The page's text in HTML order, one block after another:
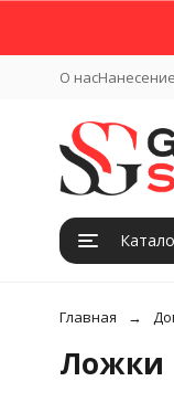
О нас
Главная
Ложки